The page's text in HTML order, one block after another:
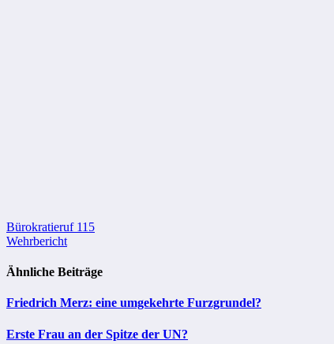
Beitragsnavigation
Bürokratieruf 115
Wehrbericht
Ähnliche Beiträge
Friedrich Merz: eine umgekehrte Furzgrundel?
Erste Frau an der Spitze der UN?